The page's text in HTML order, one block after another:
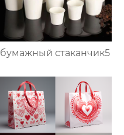
бумажный стаканчик5